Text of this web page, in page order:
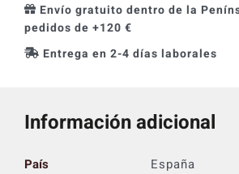
Envío gratuito dentro de la
pedidos de +120 €
Entrega en 2-4 días laborales
Información adicional
País
España